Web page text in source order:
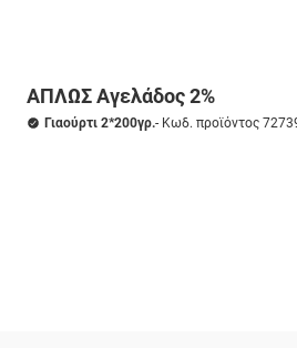
ΑΠΛΩΣ Αγελάδος 2%
Γιαούρτι 2*200γρ.- Κωδ. προϊόντος